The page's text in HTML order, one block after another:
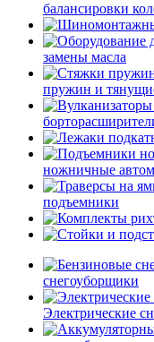
балансировки
замены масла
пружин и
ножничные
подъемники
снегоуборщики
Электрические